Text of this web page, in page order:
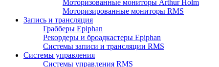
Моторизованные мониторы Arthur Holm
Моторизированные мониторы RMS
Запись и трансляция
Грабберы Epiphan
Рекордеры и броадкастеры Epiphan
Системы записи и трансляции RMS
Системы управления
Системы управления RMS